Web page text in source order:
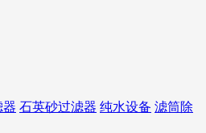
器 石英砂过滤器 纯水设备 滤筒除